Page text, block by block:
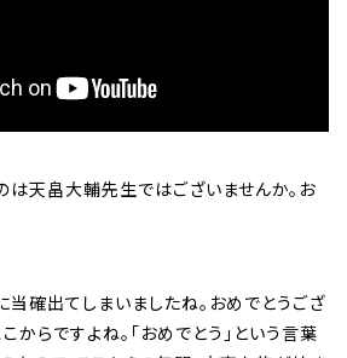
は天畠大輔先生ではございませんか。お
当確出てしまいましたね。おめでとうござ
こからですよね。「おめでとう」という言葉